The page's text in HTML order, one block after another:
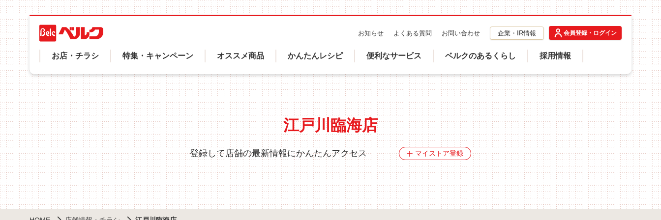
メ
イ
ン
コ
ン
テ
ン
ツ
に
移
動
ヘ
ッ
ダ
ー
メ
ニ
ュ
ー
お店・チラシ 特集・キャンペーン オススメ商品 かんたんレシピ 便利なサービス ベルクのあるくらし 採用情報
sub
navigation
お知らせ よくある質問 お問い合わせ 企業・IR情報 会員登録・ログイン
江戸川臨海店
登録して店舗の最新情報にかんたんアクセス マイストア登録